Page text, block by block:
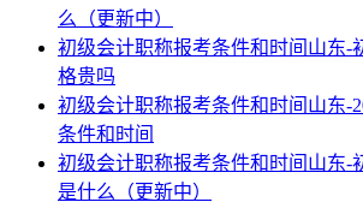
么（更新中）
初级会计职称报考条件和时间山东-
格贵吗
初级会计职称报考条件和时间山东-
条件和时间
初级会计职称报考条件和时间山东-
是什么（更新中）